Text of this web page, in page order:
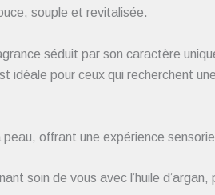
souple et revitalisée.
séduit par son caractère
pour ceux qui recherchent
offrant une expérience
soin de vous avec l’huile